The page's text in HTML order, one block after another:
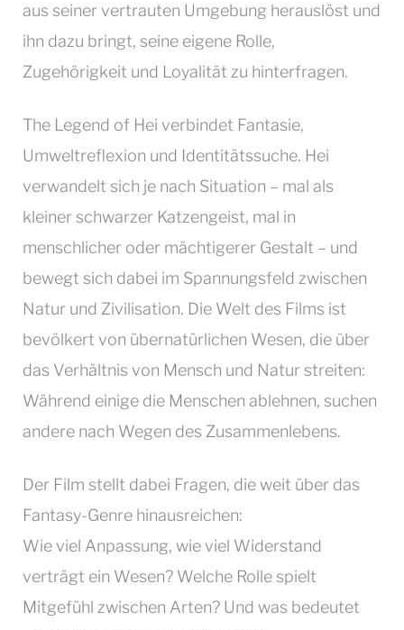
aus seiner vertrauten Umgebung herauslöst und
ihn dazu bringt, seine eigene Rolle,
Zugehörigkeit und Loyalität zu hinterfragen.
The Legend of Hei verbindet Fantasie,
Umweltreflexion und Identitätssuche. Hei
verwandelt sich je nach Situation – mal als
kleiner schwarzer Katzengeist, mal in
menschlicher oder mächtigerer Gestalt – und
bewegt sich dabei im Spannungsfeld zwischen
Natur und Zivilisation. Die Welt des Films ist
bevölkert von übernatürlichen Wesen, die über
das Verhältnis von Mensch und Natur streiten:
Während einige die Menschen ablehnen, suchen
andere nach Wegen des Zusammenlebens.
Der Film stellt dabei Fragen, die weit über das
Fantasy-Genre hinausreichen:
Wie viel Anpassung, wie viel Widerstand
verträgt ein Wesen? Welche Rolle spielt
Mitgefühl zwischen Arten? Und was bedeutet